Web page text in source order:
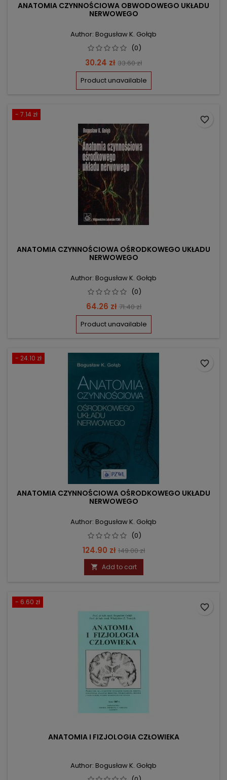
ANATOMIA CZYNNOŚCIOWA OBWODOWEGO UKŁADU
NERWOWEGO
Author: Bogusław K. Gołąb
(0)
Price
30.24 zł Regular
price
33.60 zł
Product unavailable
- 7.14 zł
ANATOMIA CZYNNOŚCIOWA OŚRODKOWEGO UKŁADU
NERWOWEGO
Author: Bogusław K. Gołąb
(0)
Price
64.26 zł Regular
price
71.40 zł
Product unavailable
favorite_border
- 24.10 zł
ANATOMIA CZYNNOŚCIOWA OŚRODKOWEGO UKŁADU
NERWOWEGO
Author: Bogusław K. Gołąb
(0)
Price
124.90 zł Regular
price
149.00 zł
 Add to cart
favorite_border
- 6.60 zł
ANATOMIA I FIZJOLOGIA CZŁOWIEKA
Author: Bogusław K. Gołąb
favorite_border